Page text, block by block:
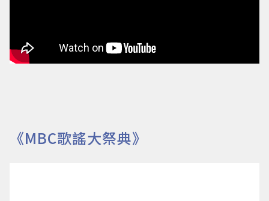
《MBC歌謠大祭典》